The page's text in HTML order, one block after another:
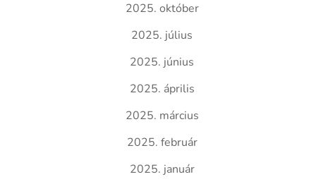
2025. október
2025. július
2025. június
2025. április
2025. március
2025. február
2025. január